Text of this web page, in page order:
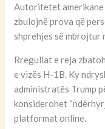
Autoritetet amerikane
zbulojnë prova që
shprehjes së mbrojtur
Rregullat e reja
e vizës H-1B. Ky
administratës Trump
konsiderohet
platformat online.